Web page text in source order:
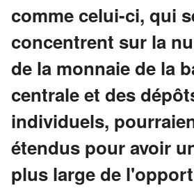
comme celui-ci, qui
concentrent sur la
de la monnaie de la
centrale et des
individuels,
étendus pour avoir
plus large de